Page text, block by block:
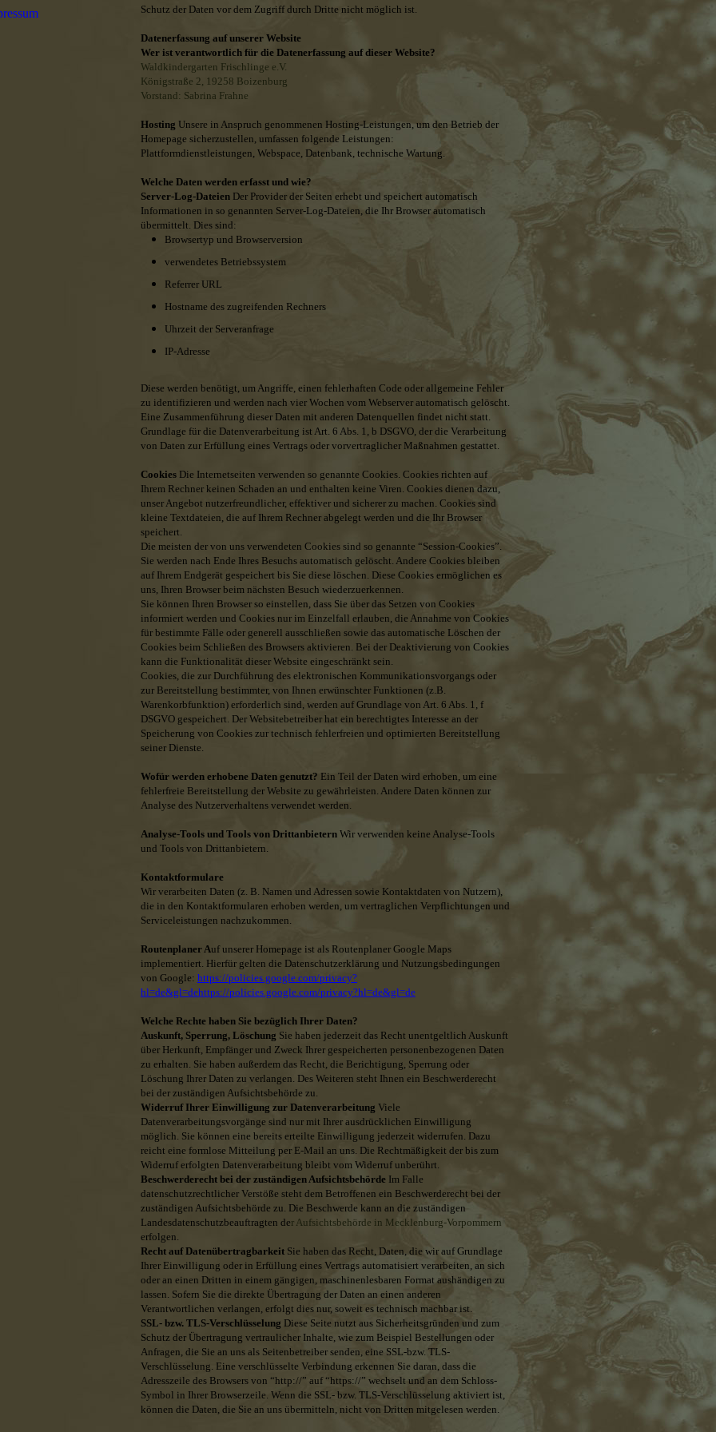
Schutz der Daten vor dem Zugriff durch Dritte nicht möglich ist.
Datenerfassung auf unserer Website
Wer ist verantwortlich für die Datenerfassung auf dieser Website?
Waldkindergarten Frischlinge e.V.
Königstraße 2, 19258 Boizenburg
Vorstand: Sabrina Frahne
Hosting Unsere in Anspruch genommenen Hosting-Leistungen, um den Betrieb der
Homepage sicherzustellen, umfassen folgende Leistungen:
Plattformdienstleistungen, Webspace, Datenbank, technische Wartung.
Welche Daten werden erfasst und wie?
Server-Log-Dateien Der Provider der Seiten erhebt und speichert automatisch
Informationen in so genannten Server-Log-Dateien, die Ihr Browser automatisch
übermittelt. Dies sind:
Browsertyp und Browserversion
verwendetes Betriebssystem
Referrer URL
Hostname des zugreifenden Rechners
Uhrzeit der Serveranfrage
IP-Adresse
Diese werden benötigt, um Angriffe, einen fehlerhaften Code oder allgemeine Fehler
zu identifizieren und werden nach vier Wochen vom Webserver automatisch gelöscht.
Eine Zusammenführung dieser Daten mit anderen Datenquellen findet nicht statt.
Grundlage für die Datenverarbeitung ist Art. 6 Abs. 1, b DSGVO, der die Verarbeitung
von Daten zur Erfüllung eines Vertrags oder vorvertraglicher Maßnahmen gestattet.
Cookies Die Internetseiten verwenden so genannte Cookies. Cookies richten auf
Ihrem Rechner keinen Schaden an und enthalten keine Viren. Cookies dienen dazu,
unser Angebot nutzerfreundlicher, effektiver und sicherer zu machen. Cookies sind
kleine Textdateien, die auf Ihrem Rechner abgelegt werden und die Ihr Browser
speichert.
Die meisten der von uns verwendeten Cookies sind so genannte “Session-Cookies”.
Sie werden nach Ende Ihres Besuchs automatisch gelöscht. Andere Cookies bleiben
auf Ihrem Endgerät gespeichert bis Sie diese löschen. Diese Cookies ermöglichen es
uns, Ihren Browser beim nächsten Besuch wiederzuerkennen.
Sie können Ihren Browser so einstellen, dass Sie über das Setzen von Cookies
informiert werden und Cookies nur im Einzelfall erlauben, die Annahme von Cookies
für bestimmte Fälle oder generell ausschließen sowie das automatische Löschen der
Cookies beim Schließen des Browsers aktivieren. Bei der Deaktivierung von Cookies
kann die Funktionalität dieser Website eingeschränkt sein.
Cookies, die zur Durchführung des elektronischen Kommunikationsvorgangs oder
zur Bereitstellung bestimmter, von Ihnen erwünschter Funktionen (z.B.
Warenkorbfunktion) erforderlich sind, werden auf Grundlage von Art. 6 Abs. 1, f
DSGVO gespeichert. Der Websitebetreiber hat ein berechtigtes Interesse an der
Speicherung von Cookies zur technisch fehlerfreien und optimierten Bereitstellung
seiner Dienste.
Wofür werden erhobene Daten genutzt? Ein Teil der Daten wird erhoben, um eine
fehlerfreie Bereitstellung der Website zu gewährleisten. Andere Daten können zur
Analyse des Nutzerverhaltens verwendet werden.
Analyse-Tools und Tools von Drittanbietern Wir verwenden keine Analyse-Tools
und Tools von Drittanbietern.
Kontaktformulare
Wir verarbeiten Daten (z. B. Namen und Adressen sowie Kontaktdaten von Nutzern),
die in den Kontaktformularen erhoben werden, um vertraglichen Verpflichtungen und
Serviceleistungen nachzukommen.
Routenplaner Auf unserer Homepage ist als Routenplaner Google Maps
implementiert. Hierfür gelten die Datenschutzerklärung und Nutzungsbedingungen
von Google: https://policies.google.com/privacy?
hl=de&gl=dehttps://policies.google.com/privacy?hl=de&gl=de
Welche Rechte haben Sie bezüglich Ihrer Daten?
Auskunft, Sperrung, Löschung Sie haben jederzeit das Recht unentgeltlich Auskunft
über Herkunft, Empfänger und Zweck Ihrer gespeicherten personenbezogenen Daten
zu erhalten. Sie haben außerdem das Recht, die Berichtigung, Sperrung oder
Löschung Ihrer Daten zu verlangen. Des Weiteren steht Ihnen ein Beschwerderecht
bei der zuständigen Aufsichtsbehörde zu.
Widerruf Ihrer Einwilligung zur Datenverarbeitung Viele
Datenverarbeitungsvorgänge sind nur mit Ihrer ausdrücklichen Einwilligung
möglich. Sie können eine bereits erteilte Einwilligung jederzeit widerrufen. Dazu
reicht eine formlose Mitteilung per E-Mail an uns. Die Rechtmäßigkeit der bis zum
Widerruf erfolgten Datenverarbeitung bleibt vom Widerruf unberührt.
Beschwerderecht bei der zuständigen Aufsichtsbehörde Im Falle
datenschutzrechtlicher Verstöße steht dem Betroffenen ein Beschwerderecht bei der
zuständigen Aufsichtsbehörde zu. Die Beschwerde kann an die zuständigen
Landesdatenschutzbeauftragten der Aufsichtsbehörde in Mecklenburg-Vorpommern
erfolgen.
Recht auf Datenübertragbarkeit Sie haben das Recht, Daten, die wir auf Grundlage
Ihrer Einwilligung oder in Erfüllung eines Vertrags automatisiert verarbeiten, an sich
oder an einen Dritten in einem gängigen, maschinenlesbaren Format aushändigen zu
lassen. Sofern Sie die direkte Übertragung der Daten an einen anderen
Verantwortlichen verlangen, erfolgt dies nur, soweit es technisch machbar ist.
SSL- bzw. TLS-Verschlüsselung Diese Seite nutzt aus Sicherheitsgründen und zum
Schutz der Übertragung vertraulicher Inhalte, wie zum Beispiel Bestellungen oder
Anfragen, die Sie an uns als Seitenbetreiber senden, eine SSL-bzw. TLS-
Verschlüsselung. Eine verschlüsselte Verbindung erkennen Sie daran, dass die
Adresszeile des Browsers von “http://” auf “https://” wechselt und an dem Schloss-
Symbol in Ihrer Browserzeile. Wenn die SSL- bzw. TLS-Verschlüsselung aktiviert ist,
können die Daten, die Sie an uns übermitteln, nicht von Dritten mitgelesen werden.